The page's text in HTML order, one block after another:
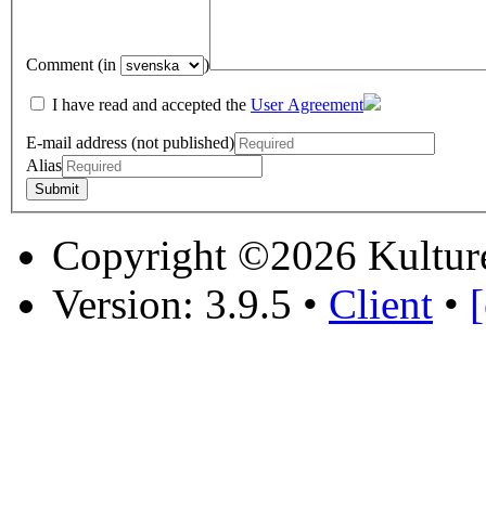
Comment (in )
I have read and accepted the User Agreement
E-mail address (not published)
Alias
Copyright ©2026
Version: 3.9.5 • Client •